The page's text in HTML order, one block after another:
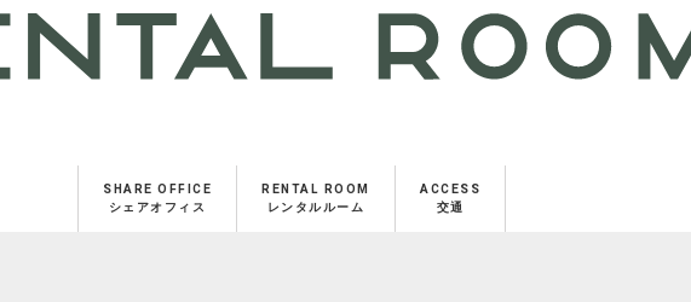
MINAMI AOYAMA
南青山
SHARE OFFICE
シェアオフィス
RENTAL ROOM
レンタルルーム
ACCESS
交通